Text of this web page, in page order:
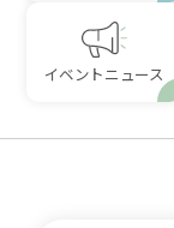
イベントニュース